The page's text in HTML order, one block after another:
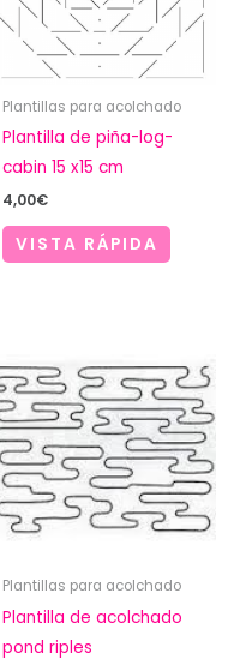
Plantillas para acolchado
Plantilla de piña-log-
cabin 15 x15 cm
4,00€
VISTA RÁPIDA
Plantillas para acolchado
Plantilla de acolchado
pond riples